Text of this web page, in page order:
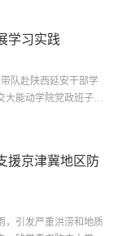
全意识，强化责任担
固树立“隐患就是事
学习实践
队赴陕西延安干部学
大能动学院党政班子、
题教学环节，学员们
要论述--扭转中国前
援京津冀地区防
，引发严重洪涝和地质